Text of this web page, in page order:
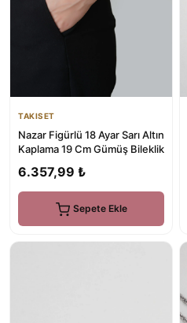
TAKISET
Nazar Figürlü 18 Ayar Sarı Altın
Kaplama 19 Cm Gümüş Bileklik
6.357,99 ₺
Sepete Ekle